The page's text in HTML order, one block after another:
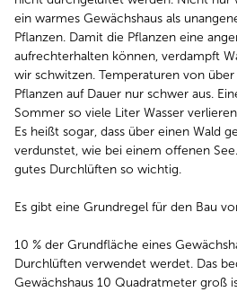
ein warmes Gewächshaus als
Pflanzen. Damit die Pflanzen eine
aufrechterhalten können, verdampft
wir schwitzen. Temperaturen von über
Pflanzen auf Dauer nur schwer aus.
Sommer so viele Liter Wasser
Es heißt sogar, dass über einen Wald
verdunstet, wie bei einem offenen
gutes Durchlüften so wichtig.
Es gibt eine Grundregel für den Bau
10 % der Grundfläche eines
Durchlüften verwendet werdet. Das
Gewächshaus 10 Quadratmeter groß